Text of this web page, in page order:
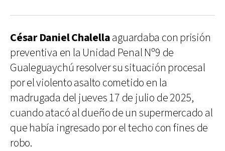
César Daniel Chalellaaguardaba con prisión
preventiva en la Unidad Penal Nº9 de
Gualeguaychú resolver su situación procesal
por el violento asalto cometido en la
madrugada del jueves 17 de julio de 2025,
cuando atacó al dueño de un supermercado al
que había ingresado por el techo con fines de
robo.